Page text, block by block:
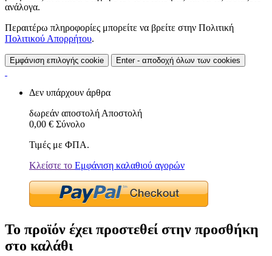
ανάλογα.
Περαιτέρω πληροφορίες μπορείτε να βρείτε στην Πολιτική
Πολιτικού Απορρήτου.
Εμφάνιση επιλογής cookie Enter - αποδοχή όλων των cookies
Δεν υπάρχουν άρθρα
δωρεάν αποστολή Αποστολή
0,00 € Σύνολο
Τιμές με ΦΠΑ.
Κλείστε το Εμφάνιση καλαθιού αγορών
Το προϊόν έχει προστεθεί στην προσθήκη
στο καλάθι